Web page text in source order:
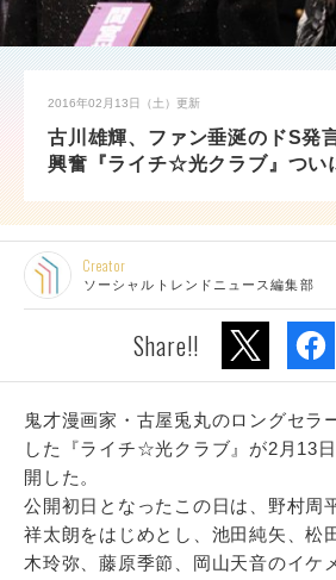
2016年02月13日（土） 更新
古川雄輝、ファン垂涎のドS発
興奮『ライチ☆光クラブ』つい
Creator
ソーシャルトレンドニュース編集部
Share!!
鬼才漫画家・古屋兎丸のロングセラ
した『ライチ☆光クラブ』が2月13
開した。
公開初日となったこの日は、野村周
祥太朗をはじめとし、池田純矢、松
木玲弥、藤原季節、岡山天音のイケ